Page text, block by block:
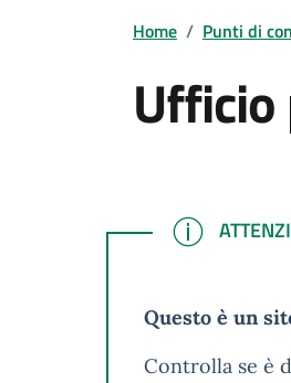
Home / Punti di
Questo è un
Controlla se è